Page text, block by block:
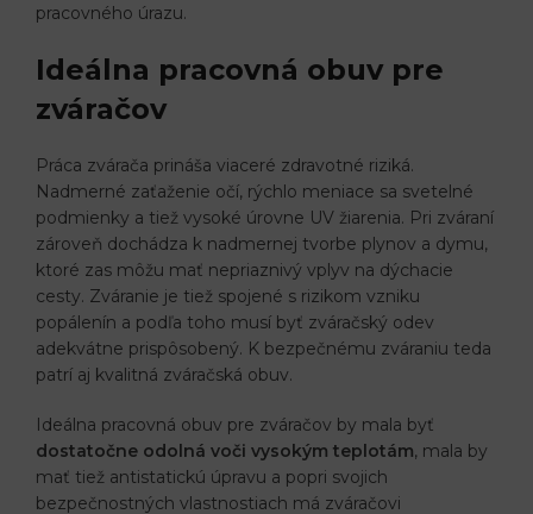
pracovného úrazu.
Ideálna pracovná obuv pre
zváračov
Práca zvárača prináša viaceré zdravotné riziká.
Nadmerné zaťaženie očí, rýchlo meniace sa svetelné
podmienky a tiež vysoké úrovne UV žiarenia. Pri zváraní
zároveň dochádza k nadmernej tvorbe plynov a dymu,
ktoré zas môžu mať nepriaznivý vplyv na dýchacie
cesty. Zváranie je tiež spojené s rizikom vzniku
popálenín a podľa toho musí byť zváračský odev
adekvátne prispôsobený. K bezpečnému zváraniu teda
patrí aj kvalitná zváračská obuv.
Ideálna pracovná obuv pre zváračov by mala byť
dostatočne odolná voči vysokým teplotám, mala by
mať tiež antistatickú úpravu a popri svojich
bezpečnostných vlastnostiach má zváračovi